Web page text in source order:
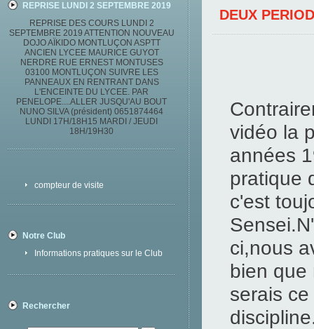
REPRISE LUNDI 2 SEPTEMBRE 2019
REPRISE DES COURS LUNDI 2
SEPTEMBRE 2019 ATTENTION NOUVEAU
DOJO AÏKIDO MONTLUÇON ASPTT
ANCIEN LYCEE MAURICE GUYOT
NERDRE RUE ERNEST MONTUSES
03100 MONTLUÇON SUIVRE LES
PANNEAUX EN RENTRANT DANS
L'ENCEINTE DU LYCEE. PAR
PENELOPE....ALLER JUSQU'AU BOUT
NUNO SILVA (président) 0651874464
LUNDI 17H/18H15 MARDI / JEUDI
18H/19H30
compteur de visite
Notre Club
Informations pratiques sur le Club
Rechercher
DEUX
vidéo la
années
pratique
c'est
ci,nous
bien que
serais